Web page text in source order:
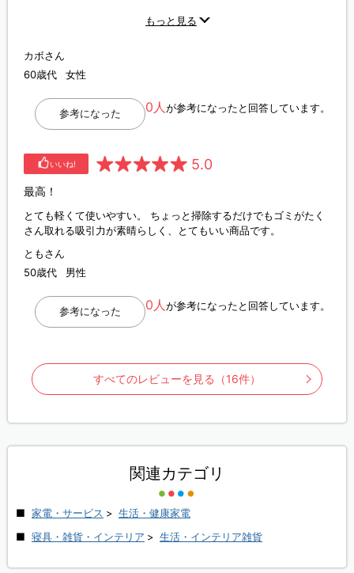
うです。とても感謝しています。フィルター追加購入もお安く販
もっと見る
カボさん
60歳代
女性
0人 が参考になったと回答しています。
参考になった
いいね! 5.0
最高！
とても軽くて使いやすい。 ちょっと掃除するだけでもゴミがたく
さん取れる吸引力が素晴らしく、とてもいい商品です。
ともさん
50歳代
男性
0人 が参考になったと回答しています。
参考になった
すべてのレビューを見る（16件）
関連カテゴリ
家電・サービス > 生活・健康家電
寝具・雑貨・インテリア > 生活・インテリア雑貨